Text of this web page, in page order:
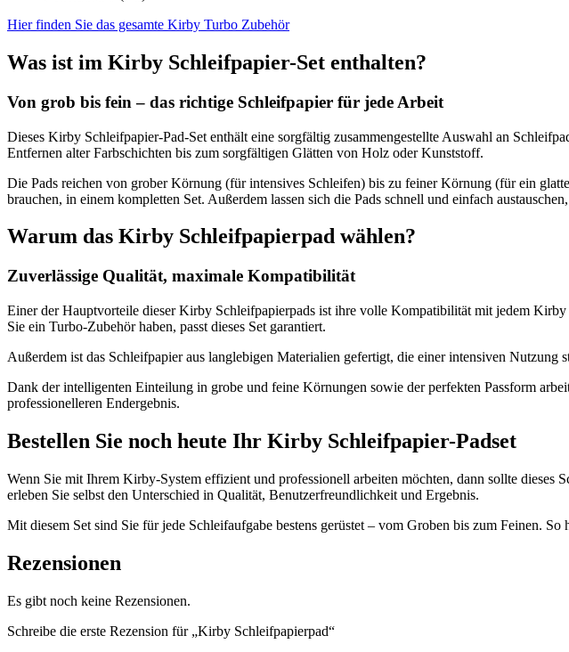
Hier finden Sie das gesamte Kirby Turbo Zubehör
Was ist im Kirby Schleifpapier-Set enthalten?
Von grob bis fein – das richtige Schleifpapier für jede Arbeit
Dieses Kirby Schleifpapier-Pad-Set enthält eine sorgfältig zusammengestellte Auswahl an
Entfernen alter Farbschichten bis zum sorgfältigen Glätten von Holz oder Kunststoff.
Die Pads reichen von grober Körnung (für intensives Schleifen) bis zu feiner Körnung (für ein
brauchen, in einem kompletten Set. Außerdem lassen sich die Pads schnell und einfach
Warum das Kirby Schleifpapierpad wählen?
Zuverlässige Qualität, maximale Kompatibilität
Einer der Hauptvorteile dieser Kirby Schleifpapierpads ist ihre volle Kompatibilität mit jedem
Sie ein Turbo-Zubehör haben, passt dieses Set garantiert.
Außerdem ist das Schleifpapier aus langlebigen Materialien gefertigt, die einer intensiven
Dank der intelligenten Einteilung in grobe und feine Körnungen sowie der perfekten Passform
professionelleren Endergebnis.
Bestellen Sie noch heute Ihr Kirby Schleifpapier-Padset
Wenn Sie mit Ihrem Kirby-System effizient und professionell arbeiten möchten, dann sollte
erleben Sie selbst den Unterschied in Qualität, Benutzerfreundlichkeit und Ergebnis.
Mit diesem Set sind Sie für jede Schleifaufgabe bestens gerüstet – vom Groben bis zum Feinen.
Rezensionen
Es gibt noch keine Rezensionen.
Schreibe die erste Rezension für „Kirby Schleifpapierpad“